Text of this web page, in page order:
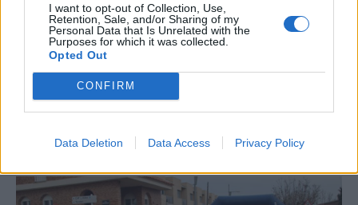
I want to opt-out of Collection, Use,
Retention, Sale, and/or Sharing of my
Personal Data that Is Unrelated with the
Purposes for which it was collected.
Opted Out
CONFIRM
Data Deletion Data Access Privacy Policy
31 de juliol de 2026
Carrega més